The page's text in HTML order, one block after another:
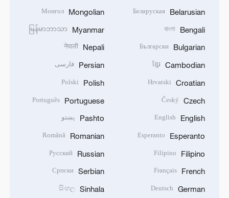
Belarusian
Беларуская
Bengali
বাংলা
Bulgarian
Български
Cambodian
ខ្មែរ
Croatian
Hrvatski
Czech
Český
English
English
Esperanto
Esperanto
Filipino
Filipino
French
Français
German
Deutsch
Mongolian
Монгол
Myanmar
မြန်မာဘာသာ
Nepali
नेपाली
Persian فارسی
Polish
Polski
Portuguese
Português
Pashto پښتو
Romanian
Română
Russian
Русский
Serbian
Српски
Sinhala
සිංහල